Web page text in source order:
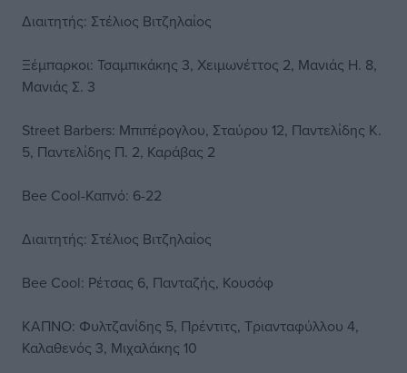
Διαιτητής: Στέλιος Βιτζηλαίος
Ξέμπαρκοι: Τσαμπικάκης 3, Χειμωνέττος 2, Μανιάς Η. 8,
Μανιάς Σ. 3
Street Barbers: Μπιπέρογλου, Σταύρου 12, Παντελίδης Κ.
5, Παντελίδης Π. 2, Καράβας 2
Bee Cool-Καπνό: 6-22
Διαιτητής: Στέλιος Βιτζηλαίος
Bee Cool: Ρέτσας 6, Πανταζής, Κουσόφ
ΚΑΠΝΟ: Φυλτζανίδης 5, Πρέντιτς, Τριανταφύλλου 4,
Καλαθενός 3, Μιχαλάκης 10